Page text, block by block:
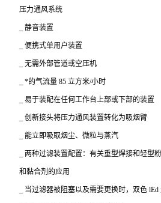
压力通风系统
_静音装置
_便携式单用户装置
_无需外部管道或空压机
_*的气流量 85 立方米/小时
_易于装配在任何工作台上部或下部的装置
_创新接头将压力通风装置转化为吸烟臂
_能立即吸取烟尘、微粒与蒸汽
两种过滤装置配置：有关重型焊接和轻型
和黏合剂的应用
当过滤器被阻塞以及需要更换时，双色 lEd